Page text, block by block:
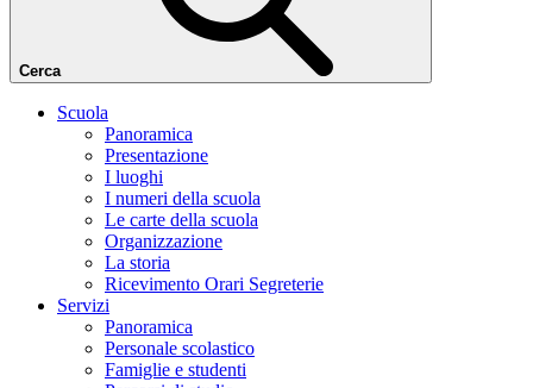
Cerca
Scuola
Panoramica
Presentazione
I luoghi
I numeri della scuola
Le carte della scuola
Organizzazione
La storia
Ricevimento Orari Segreterie
Servizi
Panoramica
Personale scolastico
Famiglie e studenti